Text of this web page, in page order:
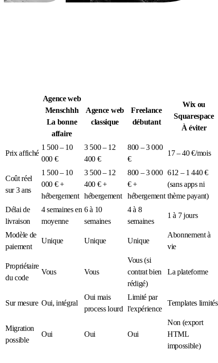
Agence web
Menschhh
La bonne
affaire
Agence web
classique
Freelance
débutant
Wix ou
Squarespace
À éviter
Prix affiché
1 500 – 10
000 €
3 500 – 12
400 €
800 – 3 000
€
17 – 40 €/mois
Coût réel
sur 3 ans
1 500 – 10
000 € +
hébergement
3 500 – 12
400 € +
hébergement
800 – 3 000
€ +
hébergement
612 – 1 440 €
(sans apps ni
thème payant)
Délai de
livraison
4 semaines en
moyenne
6 à 10
semaines
4 à 8
semaines
1 à 7 jours
Modèle de
paiement
Unique Unique Unique
Abonnement à
vie
Propriétaire
du code
Vous Vous
Vous (si
contrat bien
rédigé)
La plateforme
Sur mesure Oui, intégral
Oui mais
process lourd
Limité par
l'expérience
Templates limités
Migration
possible
Oui Oui Oui
Non (export
HTML
impossible)